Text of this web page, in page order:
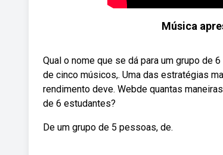
Música
Qual o nome que se dá para um grupo de
de cinco músicos,. Uma das estratégias
rendimento deve. Webde quantas
de 6 estudantes?
De um grupo de 5 pessoas, de.